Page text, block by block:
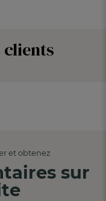
clients
et obtenez
sur